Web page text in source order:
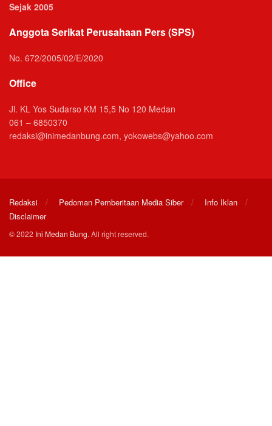
Sejak 2005
Anggota Serikat Perusahaan Pers (SPS)
No. 672/2005/02/E/2020
Office
Jl. KL Yos Sudarso KM 15,5 No 120 Medan
061 – 6850370
redaksi@inimedanbung.com, yokowebs@yahoo.com
Redaksi Pedoman Pemberitaan Media Siber
Info Iklan
Disclaimer
© 2022 Ini Medan Bung. All right reserved.